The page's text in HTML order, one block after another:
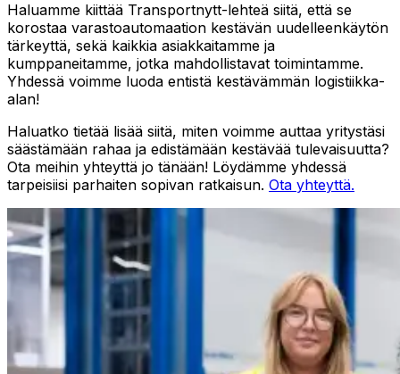
Haluamme kiittää Transportnytt-lehteä siitä, että se
korostaa varastoautomaation kestävän uudelleenkäytön
tärkeyttä, sekä kaikkia asiakkaitamme ja
kumppaneitamme, jotka mahdollistavat toimintamme.
Yhdessä voimme luoda entistä kestävämmän logistiikka-
alan!
Haluatko tietää lisää siitä, miten voimme auttaa yritystäsi
säästämään rahaa ja edistämään kestävää tulevaisuutta?
Ota meihin yhteyttä jo tänään! Löydämme yhdessä
tarpeisiisi parhaiten sopivan ratkaisun. Ota yhteyttä.